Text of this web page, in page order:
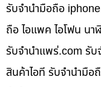
รับจำนำมือถือ
ถือ ไอแพค ไอโฟน น
รับจํานําแพร่.com รับ
สินค้าไอที รับจำนำมือ